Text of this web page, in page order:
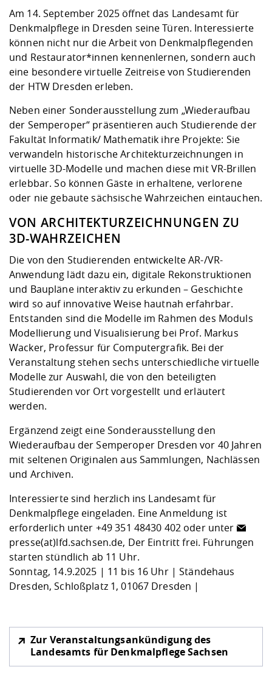
Vorbereitung
Checkliste zum
Studien- und
Digitales Lernen
Fremdsprachen
Jobs, Praktika,
Studieren in
Lebenslagen
Angebote der
Arbeit
Career Service
Lehren,
Weiterbilden im
Internationale
Formulare und
FIS -
Prototyping und
Gründung und
Kooperationen
Kontakt &
Förderverein
Gremien und
Informatik/
Landbau/
Angebote für Unternehmen
Kontakt und Anfahrt
Qualitätssicherung
Am 14. September 2025 öffnet das Landesamt für
Denkmalpflege in Dresden seine Türen. Interessierte
können nicht nur die Arbeit von Denkmalpflegenden
und Restaurator*innen kennenlernen, sondern auch
eine besondere virtuelle Zeitreise von Studierenden
der HTW Dresden erleben.
Neben einer Sonderausstellung zum „Wiederaufbau
der Semperoper“ präsentieren auch Studierende der
Fakultät Informatik/ Mathematik ihre Projekte: Sie
verwandeln historische Architekturzeichnungen in
virtuelle 3D-Modelle und machen diese mit VR-Brillen
erlebbar. So können Gäste in erhaltene, verlorene
oder nie gebaute sächsische Wahrzeichen eintauchen.
VON ARCHITEKTURZEICHNUNGEN ZU
3D-WAHRZEICHEN
Die von den Studierenden entwickelte AR-/VR-
Anwendung lädt dazu ein, digitale Rekonstruktionen
und Baupläne interaktiv zu erkunden – Geschichte
wird so auf innovative Weise hautnah erfahrbar.
Entstanden sind die Modelle im Rahmen des Moduls
Modellierung und Visualisierung bei Prof. Markus
Wacker, Professur für Computergrafik. Bei der
Veranstaltung stehen sechs unterschiedliche virtuelle
Modelle zur Auswahl, die von den beteiligten
Studierenden vor Ort vorgestellt und erläutert
werden.
Ergänzend zeigt eine Sonderausstellung den
Wiederaufbau der Semperoper Dresden vor 40 Jahren
mit seltenen Originalen aus Sammlungen, Nachlässen
und Archiven.
Interessierte sind herzlich ins Landesamt für
Denkmalpflege eingeladen. Eine Anmeldung ist
erforderlich unter +49 351 48430 402 oder unter
presse(at)lfd.sachsen.de, Der Eintritt frei. Führungen
starten stündlich ab 11 Uhr.
Sonntag, 14.9.2025 | 11 bis 16 Uhr | Ständehaus
Dresden, Schloßplatz 1, 01067 Dresden |
Zur Veranstaltungsankündigung des
Landesamts für Denkmalpflege Sachsen